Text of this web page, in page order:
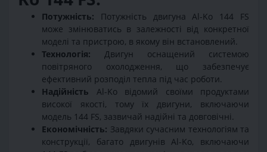
Потужність: Потужність двигуна Al-Ko 144 FS
може змінюватись в залежності від конкретної
моделі та пристрою, в якому він встановлений.
Технологія: Двигун оснащений системою
повітряного охолодження, що забезпечує
ефективний розподіл тепла під час роботи.
Надійність Al-Ko відомий своїми продуктами
високої якості, тому їх двигуни, включаючи
модель 144 FS, зазвичай надійні та довговічні.
Економічність: Завдяки сучасним технологіям та
конструкції, багато двигунів Al-Ko, включаючи